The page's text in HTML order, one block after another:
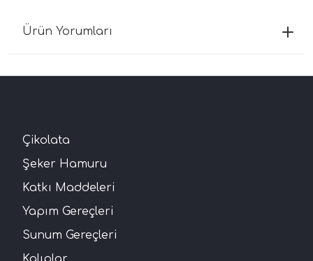
Ürün Yorumları
Çikolata
Şeker Hamuru
Katkı Maddeleri
Yapım Gereçleri
Sunum Gereçleri